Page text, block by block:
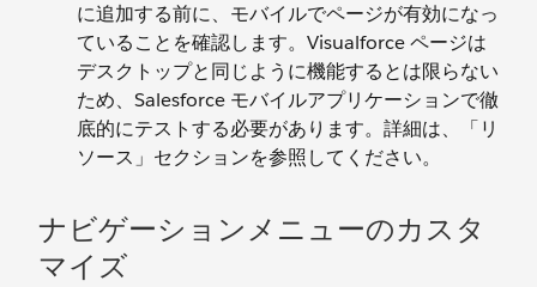
に追加する前に、モバイルでページが有効になっ
ていることを確認します。Visualforce ページは
デスクトップと同じように機能するとは限らない
ため、Salesforce モバイルアプリケーションで徹
底的にテストする必要があります。詳細は、「リ
ソース」セクションを参照してください。
ナビゲーションメニューのカスタ
マイズ